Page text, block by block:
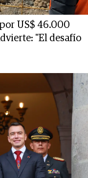
US$ 46.000
"El desafío